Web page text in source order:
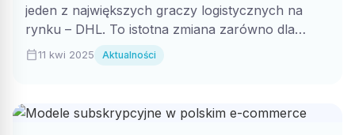
jeden z największych graczy logistycznych na
rynku – DHL. To istotna zmiana zarówno dla
klientów Allegro, jak...
calendar_today11 kwi 2025 Aktualności